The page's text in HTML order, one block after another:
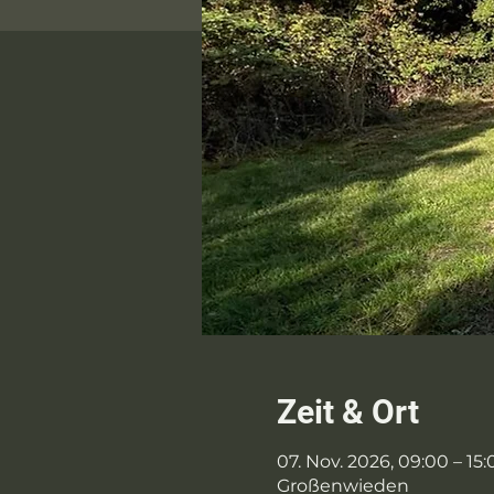
Zeit & Ort
07. Nov. 2026, 09:00 –
Großenwieden